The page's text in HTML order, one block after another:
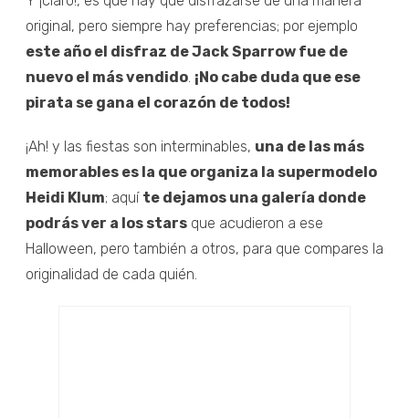
original, pero siempre hay preferencias; por ejemplo
este año el disfraz de Jack Sparrow fue de
nuevo el más vendido ¡No cabe duda que ese
pirata se gana el corazón de todos!
¡Ah! y las fiestas son interminables, una de las más
memorables es la que organiza la supermodelo
Heidi Klum; aquí te dejamos una galería donde
podrás ver a los stars que acudieron a ese
Halloween, pero también a otros, para que compares la
originalidad de cada quién.